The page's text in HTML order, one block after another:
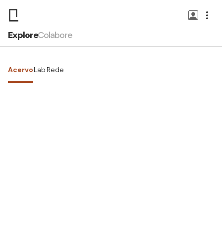
ExploreColabore
AcervoLab Rede